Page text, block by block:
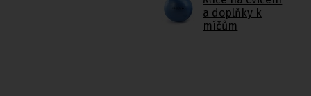
a doplňky k
míčům